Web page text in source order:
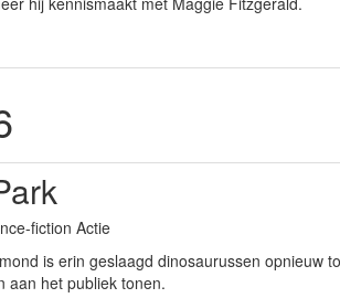
fiction Actie
is erin geslaagd dinosaurussen opnieuw
aan het publiek tonen.